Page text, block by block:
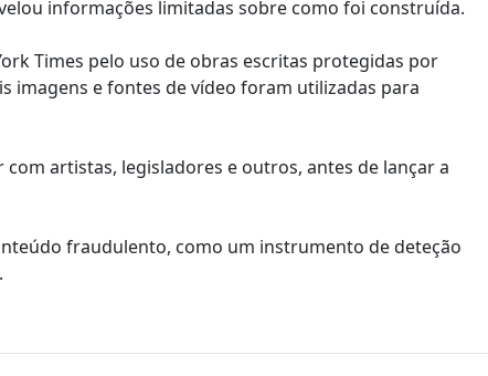
informações limitadas sobre como foi construída.
Times pelo uso de obras escritas protegidas por
imagens e fontes de vídeo foram utilizadas para
artistas, legisladores e outros, antes de lançar a
fraudulento, como um instrumento de deteção